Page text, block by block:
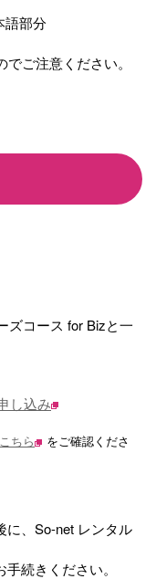
語部分
ご注意ください。
ズコース for Bizと一
し込み
こちら
をご確認くださ
に、So-net レンタル
続きください。